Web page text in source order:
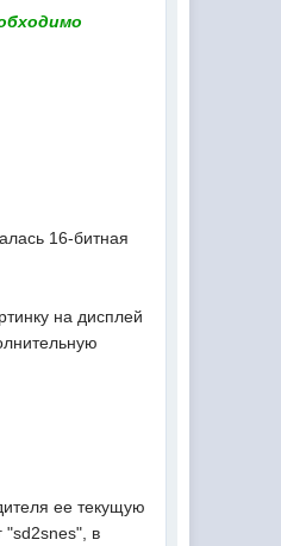
16-битная
на дисплей
ее текущую
"sd2snes", в